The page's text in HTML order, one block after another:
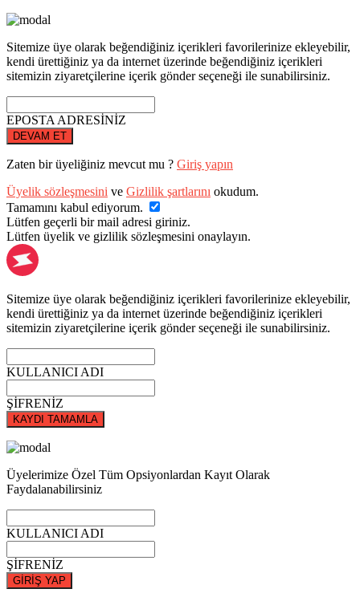
Sitemize üye olarak beğendiğiniz içerikleri favorilerinize ekleyebilir,
kendi ürettiğiniz ya da internet üzerinde beğendiğiniz içerikleri
sitemizin ziyaretçilerine içerik gönder seçeneği ile sunabilirsiniz.
EPOSTA ADRESİNİZ
DEVAM ET
Zaten bir üyeliğiniz mevcut mu ? Giriş yapın
Üyelik sözleşmesini ve Gizlilik şartlarını okudum.
Tamamını kabul ediyorum.
Lütfen geçerli bir mail adresi giriniz.
Lütfen üyelik ve gizlilik sözleşmesini onaylayın.
Sitemize üye olarak beğendiğiniz içerikleri favorilerinize ekleyebilir,
kendi ürettiğiniz ya da internet üzerinde beğendiğiniz içerikleri
sitemizin ziyaretçilerine içerik gönder seçeneği ile sunabilirsiniz.
KULLANICI ADI
ŞİFRENİZ
KAYDI TAMAMLA
Üyelerimize Özel Tüm Opsiyonlardan Kayıt Olarak
Faydalanabilirsiniz
KULLANICI ADI
ŞİFRENİZ
GİRİŞ YAP